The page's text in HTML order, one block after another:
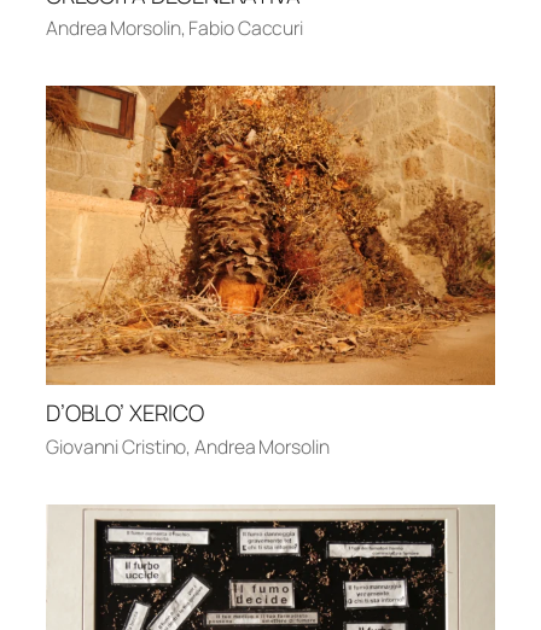
Andrea Morsolin, Fabio Caccuri
D’OBLO’ XERICO
Giovanni Cristino,Andrea Morsolin